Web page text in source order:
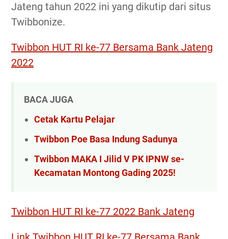
Jateng tahun 2022 ini yang dikutip dari situs
Twibbonize.
Twibbon HUT RI ke-77 Bersama Bank Jateng
2022
BACA JUGA
Cetak Kartu Pelajar
Twibbon Poe Basa Indung Sadunya
Twibbon MAKA I Jilid V PK IPNW se-
Kecamatan Montong Gading 2025!
Twibbon HUT RI ke-77 2022 Bank Jateng